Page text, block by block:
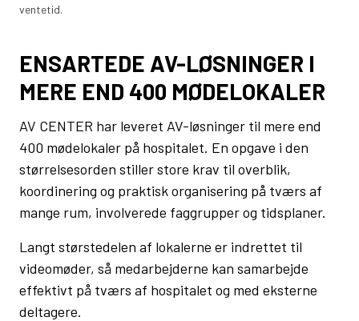
ventetid.
ENSARTEDE AV-LØSNINGER I
MERE END 400 MØDELOKALER
AV CENTER har leveret AV-løsninger til mere end
400 mødelokaler på hospitalet. En opgave i den
størrelsesorden stiller store krav til overblik,
koordinering og praktisk organisering på tværs af
mange rum, involverede faggrupper og tidsplaner.
Langt størstedelen af lokalerne er indrettet til
videomøder, så medarbejderne kan samarbejde
effektivt på tværs af hospitalet og med eksterne
deltagere.